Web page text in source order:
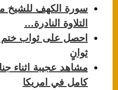
سورة الكهف للشيخ
التلاوة النادرة…
احصل على ثواب ختم
ثوانٍ
مشاهد عجيبة اثناء
كامل في امريكا